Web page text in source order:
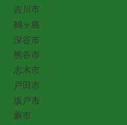
吉川市
鶴ヶ島
深谷市
熊谷市
志木市
戸田市
坂戸市
蕨市